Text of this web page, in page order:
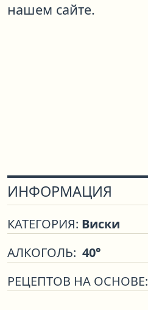
нашем сайте.
ИНФОРМАЦИЯ
КАТЕГОРИЯ: Виски
АЛКОГОЛЬ: 40°
РЕЦЕПТОВ НА ОСНОВЕ: